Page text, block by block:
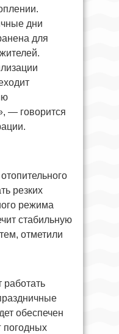
дни
для
— говорится
резких
режима
стабильную
отметили
работать
обеспечен
погодных